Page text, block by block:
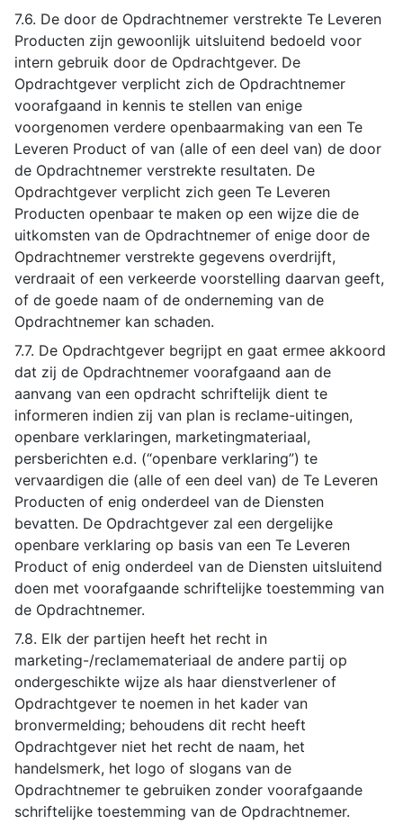
7.6. De door de Opdrachtnemer verstrekte Te Leveren
Producten zijn gewoonlijk uitsluitend bedoeld voor
intern gebruik door de Opdrachtgever. De
Opdrachtgever verplicht zich de Opdrachtnemer
voorafgaand in kennis te stellen van enige
voorgenomen verdere openbaarmaking van een Te
Leveren Product of van (alle of een deel van) de door
de Opdrachtnemer verstrekte resultaten. De
Opdrachtgever verplicht zich geen Te Leveren
Producten openbaar te maken op een wijze die de
uitkomsten van de Opdrachtnemer of enige door de
Opdrachtnemer verstrekte gegevens overdrijft,
verdraait of een verkeerde voorstelling daarvan geeft,
of de goede naam of de onderneming van de
Opdrachtnemer kan schaden.
7.7. De Opdrachtgever begrijpt en gaat ermee akkoord
dat zij de Opdrachtnemer voorafgaand aan de
aanvang van een opdracht schriftelijk dient te
informeren indien zij van plan is reclame-uitingen,
openbare verklaringen, marketingmateriaal,
persberichten e.d. (“openbare verklaring”) te
vervaardigen die (alle of een deel van) de Te Leveren
Producten of enig onderdeel van de Diensten
bevatten. De Opdrachtgever zal een dergelijke
openbare verklaring op basis van een Te Leveren
Product of enig onderdeel van de Diensten uitsluitend
doen met voorafgaande schriftelijke toestemming van
de Opdrachtnemer.
7.8. Elk der partijen heeft het recht in
marketing-/reclamemateriaal de andere partij op
ondergeschikte wijze als haar dienstverlener of
Opdrachtgever te noemen in het kader van
bronvermelding; behoudens dit recht heeft
Opdrachtgever niet het recht de naam, het
handelsmerk, het logo of slogans van de
Opdrachtnemer te gebruiken zonder voorafgaande
schriftelijke toestemming van de Opdrachtnemer.